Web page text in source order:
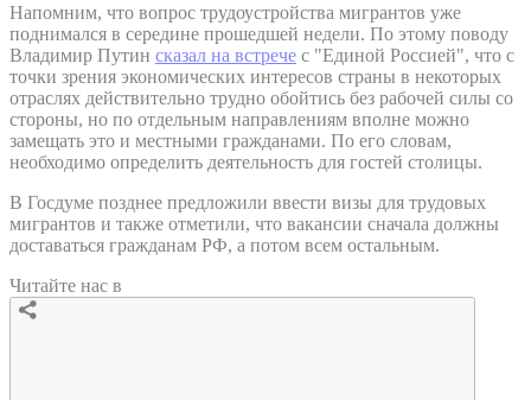
Напомним, что вопрос трудоустройства мигрантов уже
поднимался в середине прошедшей недели. По этому поводу
Владимир Путин сказал на встрече с "Единой Россией", что с
точки зрения экономических интересов страны в некоторых
отраслях действительно трудно обойтись без рабочей силы со
стороны, но по отдельным направлениям вполне можно
замещать это и местными гражданами. По его словам,
необходимо определить деятельность для гостей столицы.
В Госдуме позднее предложили ввести визы для трудовых
мигрантов и также отметили, что вакансии сначала должны
доставаться гражданам РФ, а потом всем остальным.
Читайте нас в